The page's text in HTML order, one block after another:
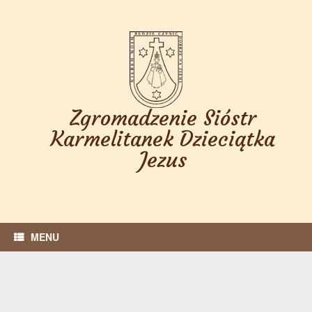
Zgromadzenie Sióstr
Karmelitanek Dzieciątka
Jezus
MENU